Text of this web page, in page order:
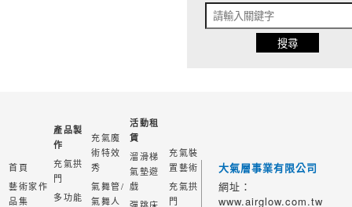
首頁
藝術家作
品集
產品製
作
充氣拱
門
多功能
充氣魔
術特效
秀
氣舞管/
氣舞人
活動租
賃
溜滑梯
氣墊遊
戲
充氣裝
置藝術
充氣拱
門
大氣層事業有限公司
網址：
www.airglow.com.tw